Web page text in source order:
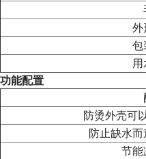
外
包
功能配置
防烫外壳可
防止缺水
节能